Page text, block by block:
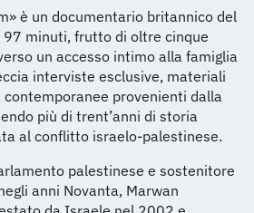
è un documentario britannico del
minuti, frutto di oltre cinque
un accesso intimo alla famiglia
interviste esclusive, materiali
contemporanee provenienti dalla
più di trent’anni di storia
al conflitto israelo-palestinese.
palestinese e sostenitore
anni Novanta, Marwan